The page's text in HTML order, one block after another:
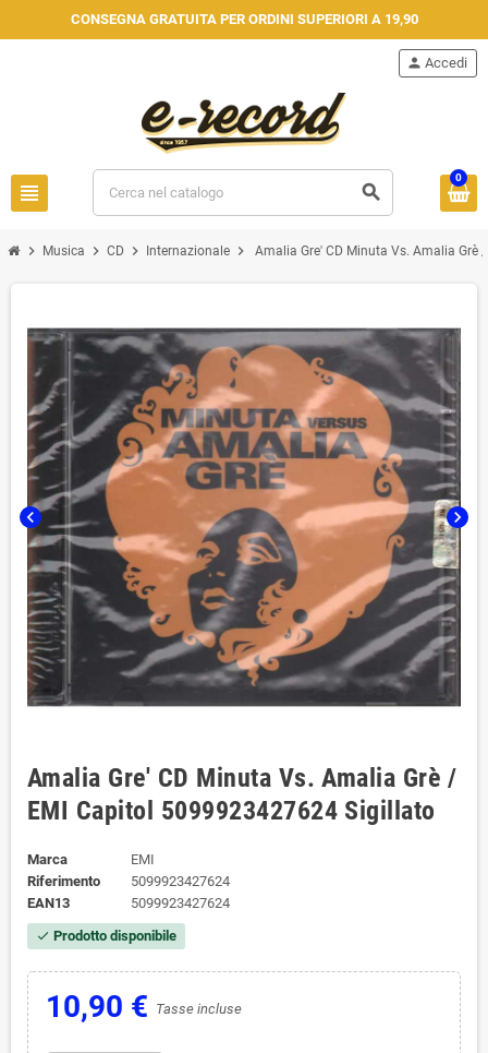
CONSEGNA GRATUITA PER ORDINI SUPERIORI A 19,90
view_headline search
person Accedi
0
chevron_right Musica chevron_right CD chevron_right Internazionale chevron_right Amalia Gre' CD Minuta Vs. Amalia
chevron_left chevron_right
Amalia Gre' CD Minuta Vs. Amalia Grè /
EMI Capitol 5099923427624 Sigillato
Marca
EMI
Riferimento
5099923427624
EAN13
5099923427624
check Prodotto disponibile
10,90 € Tasse incluse